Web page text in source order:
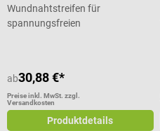
Wundnahtstreifen für
spannungsfreien
ab30,88 €*
Preise inkl. MwSt. zzgl.
Versandkosten
Produktdetails